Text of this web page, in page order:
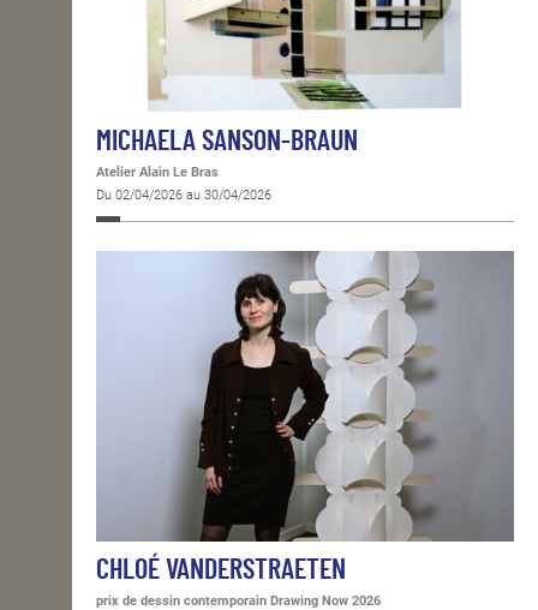
MICHAELA SANSON-BRAUN
Atelier Alain Le Bras
Du 02/04/2026 au 30/04/2026
CHLOÉ VANDERSTRAETEN
prix de dessin contemporain Drawing Now 2026